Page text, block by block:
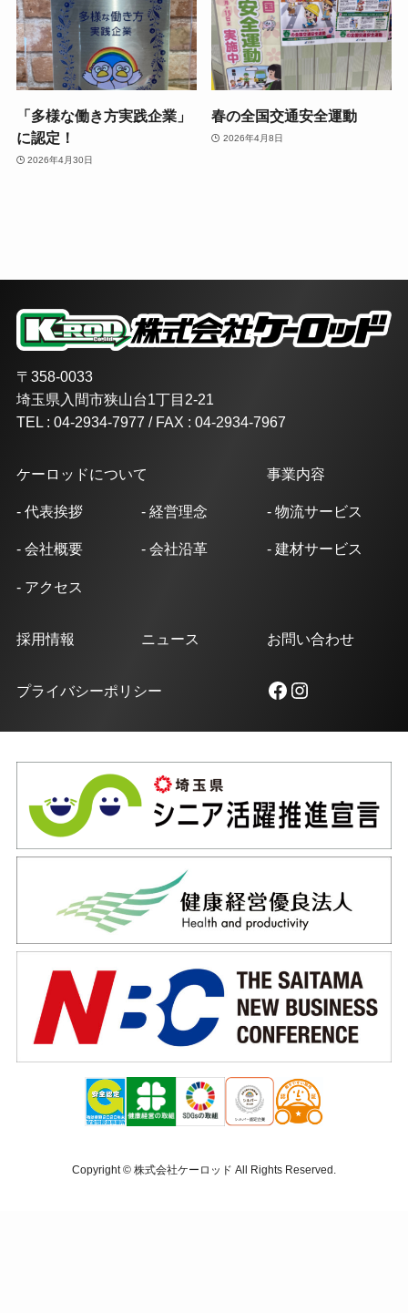
「多様な働き方実践企業」
に認定！
2026年4月30日
春の全国交通安全運動
2026年4月8日
〒358-0033
埼玉県入間市狭山台1丁目2-21
TEL : 04-2934-7977 / FAX : 04-2934-7967
ケーロッドについて
- 代表挨拶
- 会社概要
- アクセス
- 経営理念
- 会社沿革
事業内容
- 物流サービス
- 建材サービス
採用情報 ニュース お問い合わせ
プライバシーポリシー Facebook Instagram
Copyright © 株式会社ケーロッド All Rights Reserved.